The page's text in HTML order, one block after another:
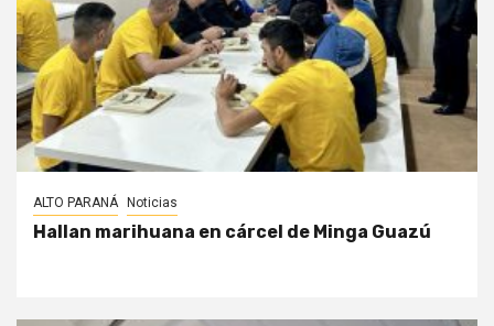
ALTO PARANÁ Noticias
Hallan marihuana en cárcel de Minga Guazú